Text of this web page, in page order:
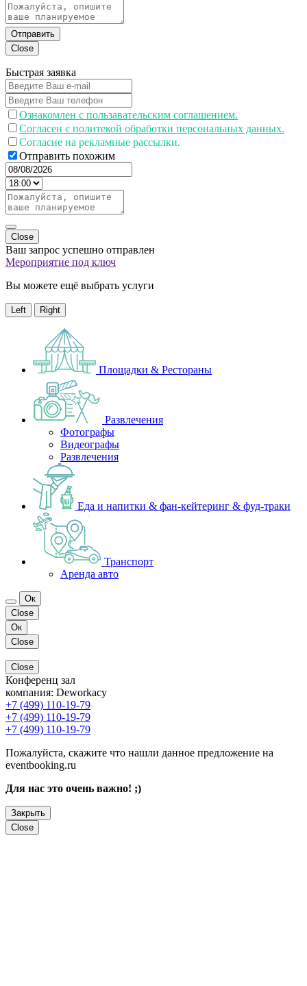
Отправить
Close
Быстрая заявка
Ознакомлен с пользавательским соглашением.
Согласен с политекой обработки персональных данных.
Согласие на рекламные рассылки.
Отправить похожим
Close
Ваш запрос успешно отправлен
Мероприятие под ключ
Вы можете ещё выбрать услуги
Left Right
Площадки & Рестораны
Развлечения
Фотографы
Видеографы
Развлечения
Еда и напитки & фан-кейтеринг & фуд-траки
Транспорт
Аренда авто
Ок
Close
Ок
Close
Close
Конференц зал
компания: Deworkacy
+7 (499) 110-19-79
+7 (499) 110-19-79
+7 (499) 110-19-79
Пожалуйста, скажите что нашли данное предложение на
eventbooking.ru
Для нас это очень важно! ;)
Закрыть
Close